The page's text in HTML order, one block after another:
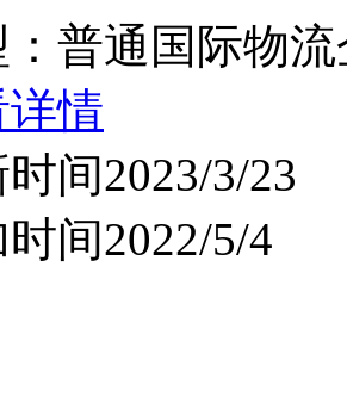
：普通国际物
情
间2023/3/23
间2022/5/4